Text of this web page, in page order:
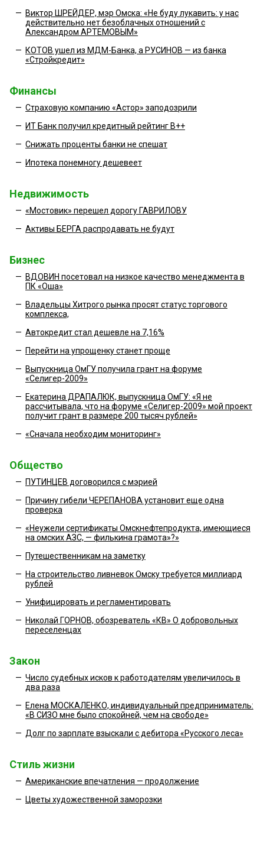
— Виктор ШРЕЙДЕР, мэр Омска: «Не буду лукавить: у нас
действительно нет безоблачных отношений с
Александром АРТЕМОВЫМ»
— КОТОВ ушел из МДМ-Банка, а РУСИНОВ — из банка
«Стройкредит»
Финансы
— Страховую компанию «Астор» заподозрили
— ИТ Банк получил кредитный рейтинг В++
— Снижать проценты банки не спешат
— Ипотека понемногу дешевеет
Недвижимость
— «Мостовик» перешел дорогу ГАВРИЛОВУ
— Активы БЕРГА распродавать не будут
Бизнес
— ВДОВИН посетовал на низкое качество менеджмента в
ПК «Оша»
— Владельцы Хитрого рынка просят статус торгового
комплекса,
— Автокредит стал дешевле на 7,16%
— Перейти на упрощенку станет проще
— Выпускница ОмГУ получила грант на форуме
«Селигер-2009»
— Екатерина ДРАПАЛЮК, выпускница ОмГУ: «Я не
рассчитывала, что на форуме «Селигер-2009» мой проект
получит грант в размере 200 тысяч рублей»
— «Сначала необходим мониторинг»
Общество
— ПУТИНЦЕВ договорился с мэрией
— Причину гибели ЧЕРЕПАНОВА установит еще одна
проверка
— «Неужели сертификаты Омскнефтепродукта, имеющиеся
на омских АЗС, — филькина грамота»?»
— Путешественникам на заметку
— На строительство ливневок Омску требуется миллиард
рублей
— Унифицировать и регламентировать
— Николай ГОРНОВ, обозреватель «КВ» О добровольных
переселенцах
Закон
— Число судебных исков к работодателям увеличилось в
два раза
— Елена МОСКАЛЕНКО, индивидуальный предприниматель:
«В СИЗО мне было спокойней, чем на свободе»
— Долг по зарплате взыскали с дебитора «Русского леса»
Стиль жизни
— Американские впечатления — продолжение
— Цветы художественной заморозки